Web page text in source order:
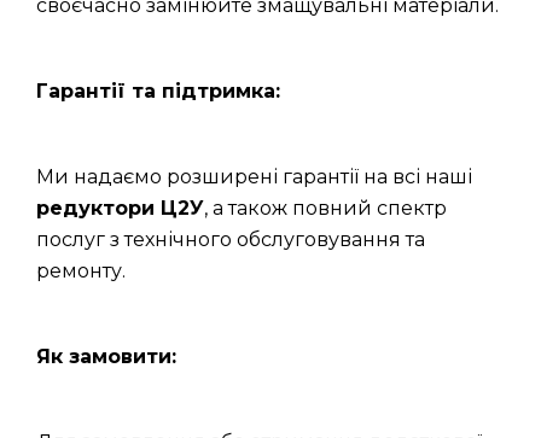
своєчасно замінюйте змащувальні матеріали.
Гарантії та підтримка:
Ми надаємо розширені гарантії на всі наші
редуктори Ц2У, а також повний спектр
послуг з технічного обслуговування та
ремонту.
Як замовити: